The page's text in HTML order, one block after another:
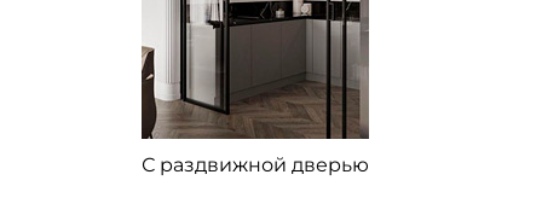
С раздвижной дверью